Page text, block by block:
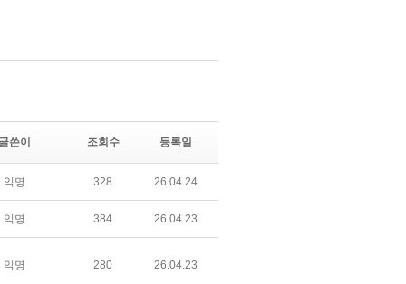
쓴이 조회수 등록일
익명 328 26.04.24
익명 384 26.04.23
익명 280 26.04.23